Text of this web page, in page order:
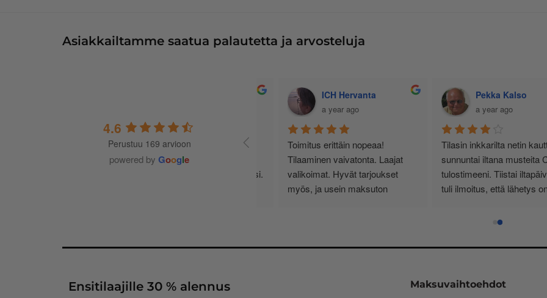
Asiakkailtamme saatua palautetta ja arvosteluja
4.6
Perustuu 169 arvioon
powered by Google
Jussi Käteinen
11 months ago
Asiallisen tuntuinen kauppa, ei
turhia härpäkkeitä, vaan sitä
mitä nimi lupaa! Täältä haen
jatkossa. Ps. Hinnat kohillaan.
Senja Bunda
a year ago
Minulla yksityishenkilönä
tulostimen käyttö on vähäistä.
Yksi kasetti riittää noin
Vähän kauhulla ajattelen
edelleen oikean ja tulostimeeni
heidän sivujensa kautta uuden
Ensitilaajille 30 % alennus Maksuvaihtoehdot